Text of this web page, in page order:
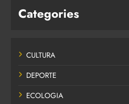
Categories
CULTURA
DEPORTE
ECOLOGIA